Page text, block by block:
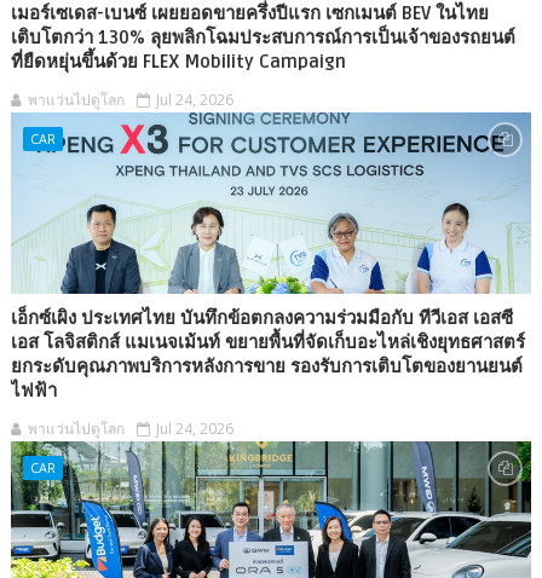
เมอร์เซเดส-เบนซ์ เผยยอดขายครึ่งปีแรก เซกเมนต์ BEV ในไทย
เติบโตกว่า 130% ลุยพลิกโฉมประสบการณ์การเป็นเจ้าของรถยนต์
ที่ยืดหยุ่นขึ้นด้วย FLEX Mobility Campaign
พาแว่นไปดูโลก Jul 24, 2026
CAR
เอ็กซ์เผิง ประเทศไทย บันทึกข้อตกลงความร่วมมือกับ ทีวีเอส เอสซี
เอส โลจิสติกส์ แมเนจเม้นท์ ขยายพื้นที่จัดเก็บอะไหล่เชิงยุทธศาสตร์
ยกระดับคุณภาพบริการหลังการขาย รองรับการเติบโตของยานยนต์
ไฟฟ้า
พาแว่นไปดูโลก Jul 24, 2026
CAR